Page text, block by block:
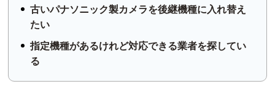
古いパナソニック製カメラを後継機種に入れ替え
たい
指定機種があるけれど対応できる業者を探してい
る